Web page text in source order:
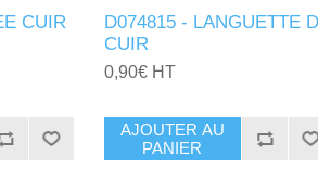
CUIR
D074815 - LANGUETTE
CUIR
0,90€ HT
AJOUTER AU
PANIER